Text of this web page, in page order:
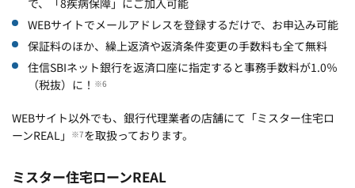
で、「8疾病保障」にご加入可能
WEBサイトでメールアドレスを登録するだけで、お申込み可能
保証料のほか、繰上返済や返済条件変更の手数料も全て無料
住信SBIネット銀行を返済口座に指定すると事務手数料が1.0％
（税抜）に！ ※6
WEBサイト以外でも、銀行代理業者の店舗にて「ミスター住宅ロ
ーンREAL」
※7を取扱っております。
ミスター住宅ローンREAL